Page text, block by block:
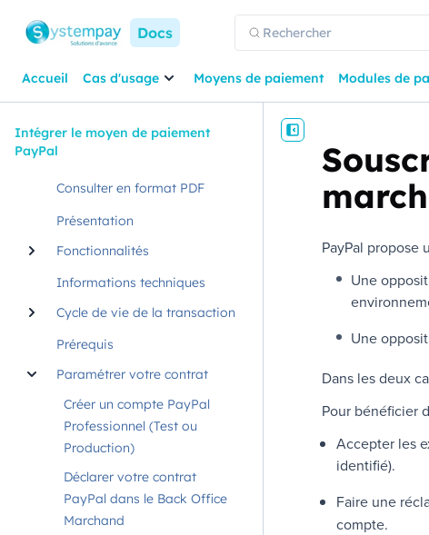
Docs
Accueil Cas d'usage Moyens de paiement Modules de
Intégrer le moyen de paiement
PayPal
Consulter en format PDF
Présentation
Fonctionnalités
Informations techniques
Cycle de vie de la transaction
Prérequis
Paramétrer votre contrat
Créer un compte PayPal
Professionnel (Test ou
Production)
Déclarer votre contrat
PayPal dans le Back Office
Marchand
PayPal propose
Une
Une
Dans les deux
Pour bénéficier
Accepter les
identifié).
Faire une
compte.